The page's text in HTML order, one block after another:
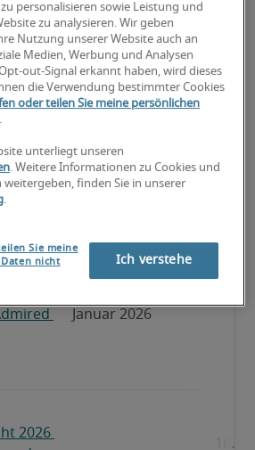
personalisieren sowie Leistung und
zu analysieren. Wir geben
Nutzung unserer Website auch an
Medien, Werbung und Analysen
out-Signal erkannt haben, wird dieses
die Verwendung bestimmter Cookies
oder teilen Sie meine persönlichen
unterliegt unseren
. Weitere Informationen zu Cookies und
finden Sie in unserer
Sie meine
nicht
Ich verstehe